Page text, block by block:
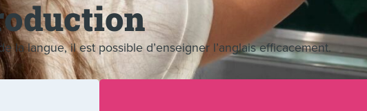
la langue, il est possible d’enseigner l’anglais efficacement.